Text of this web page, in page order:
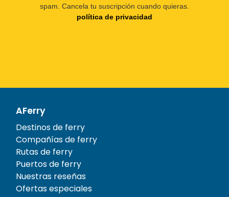
spam. Cancela tu suscripción cuando quieras.
política de privacidad
AFerry
Destinos de ferry
Compañías de ferry
Rutas de ferry
Puertos de ferry
Nuestras reseñas
Ofertas especiales